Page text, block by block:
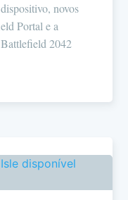
novos
Portal e a
2042